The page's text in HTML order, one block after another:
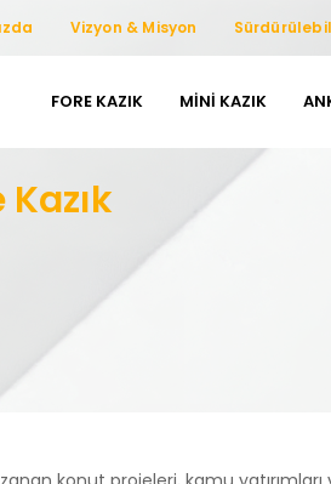
Vizyon & Misyon
FORE KAZIK MINI KAZIK
Kazık